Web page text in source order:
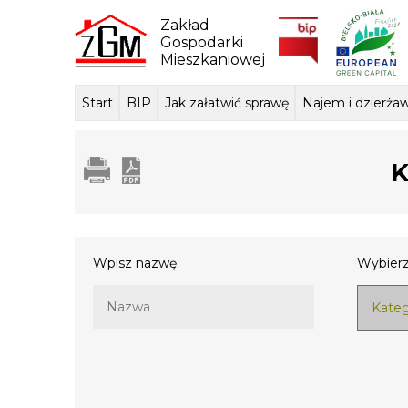
Zakład
Gospodarki
Mieszkaniowej
Start BIP Jak załatwić sprawę Najem i
Wpisz nazwę: